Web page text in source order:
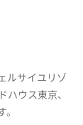
ルサイユリゾ
ウス東京、